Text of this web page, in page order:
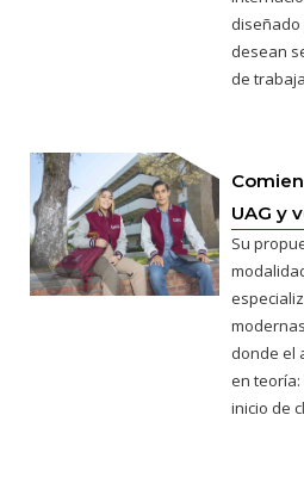
desean
de
UAG y
Su
donde el
en
inicio de